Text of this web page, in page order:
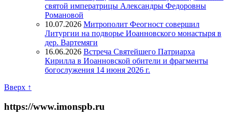
святой императрицы Александры Федоровны
Романовой
10.07.2026 Митрополит Феогност совершил
Литургии на подворье Иоанновского монастыря в
дер. Вартемяги
16.06.2026 Встреча Святейшего Патриарха
Кирилла в Иоанновской обители и фрагменты
богослужения 14 июня 2026 г.
Вверх ↑
https://www.imonspb.ru